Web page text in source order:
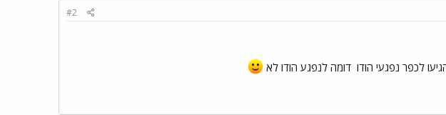
#2
דומה לנפגע הודו לא